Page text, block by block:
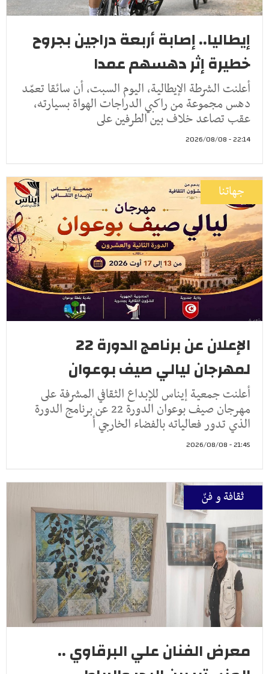
إيطاليا.. إصابة أربعة دراجين بجروح
خطيرة إثر دهسهم عمدا
أعلنت الشرطة الإيطالية، اليوم السبت، أن سائقا تعمّد
دهس مجموعة من راكبي الدراجات الهواة بسيارته،
عقب تصاعد خلاف بين الطرفين على
22:14 - 2026/08/08
جهاتنا
الإعلان عن برنامج الدورة 22
لمهرجان ليالي صيف بوعوان
أعلنت جمعية إيناس للإبداع الثقافي المشرفة على
مهرجان صيف بوعوان الدورة 22 عن برنامج الدورة
الذي تدور فعالياته بالفضاء الخارجي أ
21:45 - 2026/08/08
ثقافة و فنّ
معرض الفنان علي البرقاوي ..